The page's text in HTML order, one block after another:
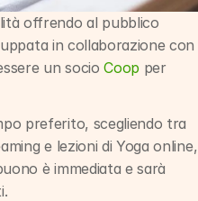
offrendo al pubblico
in collaborazione con
un socio Coop per
preferito, scegliendo tra
e lezioni di Yoga online,
è immediata e sarà